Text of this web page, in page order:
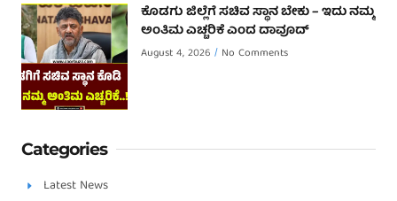
ಕೊಡಗು ಜಿಲ್ಲೆಗೆ ಸಚಿವ ಸ್ಥಾನ ಬೇಕು – ಇದು ನಮ್ಮ
ಅಂತಿಮ ಎಚ್ಚರಿಕೆ ಎಂದ ದಾವೂದ್ ‌
August 4, 2026 No Comments
Categories
Latest News